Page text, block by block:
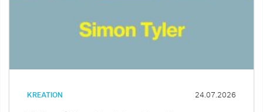
KREATION 24.07.2026